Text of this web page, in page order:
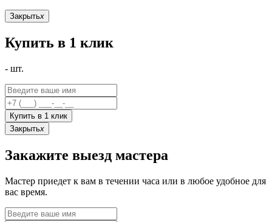
Закрытьx
Купить в 1 клик
- шт.
Купить в 1 клик
Закрытьx
Закажите выезд мастера
Мастер приедет к вам в течении часа или в любое удобное для
вас время.